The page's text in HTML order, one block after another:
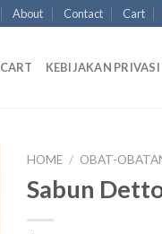
About Contact Cart
CART KEBIJAKAN PRIVASI
HOME / OBAT-
Sabun